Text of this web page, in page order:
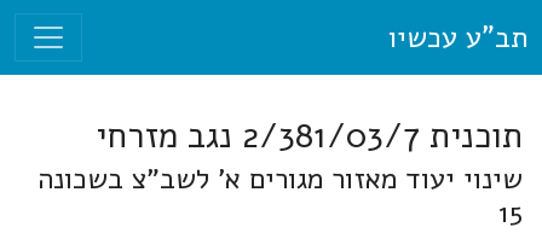
תב"ע עכשיו
תוכנית 2/381/03/7 נגב מזרחי
שינוי יעוד מאזור מגורים א' לשב"צ בשכונה
15